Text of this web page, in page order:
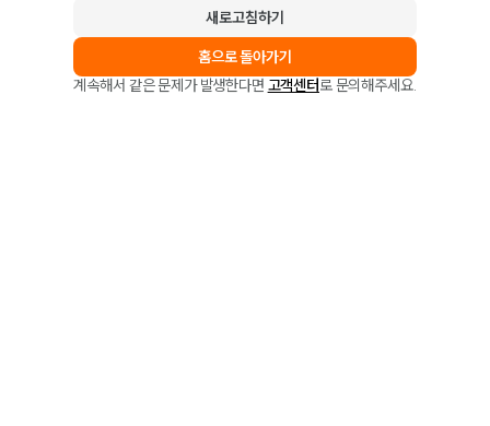
새로고침하기
홈으로 돌아가기
계속해서 같은 문제가 발생한다면 고객센터로 문의해주세요.